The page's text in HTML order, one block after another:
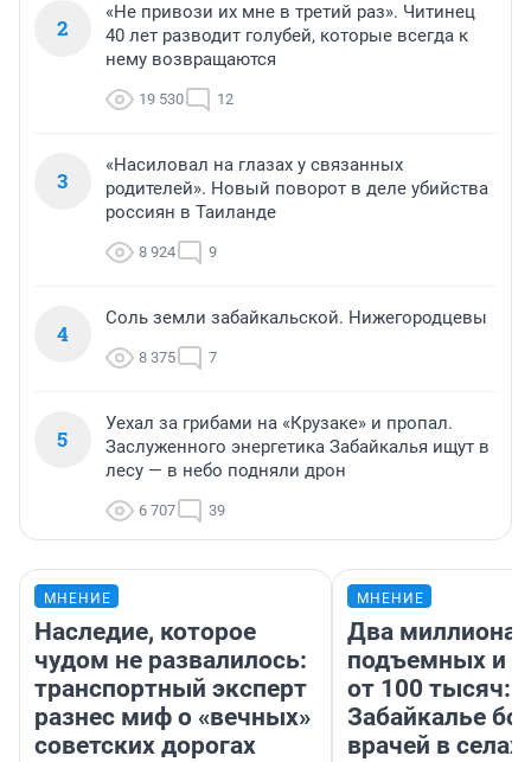
2
«Не привози их мне в третий раз». Читинец
40 лет разводит голубей, которые всегда к
нему возвращаются
19 530 12
3
«Насиловал на глазах у связанных
родителей». Новый поворот в деле убийства
россиян в Таиланде
8 924 9
4
Соль земли забайкальской. Нижегородцевы
8 375 7
5
Уехал за грибами на «Крузаке» и пропал.
Заслуженного энергетика Забайкалья ищут в
лесу — в небо подняли дрон
6 707 39
МНЕНИЕ
Наследие, которое
чудом не развалилось:
транспортный эксперт
разнес миф о «вечных»
советских дорогах
МНЕНИЕ
Два миллиона
подъемных и
от 100 тысяч:
Забайкалье
врачей в селах